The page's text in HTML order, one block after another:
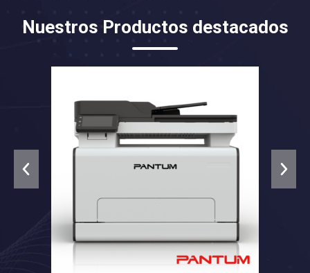
Nuestros Productos destacados